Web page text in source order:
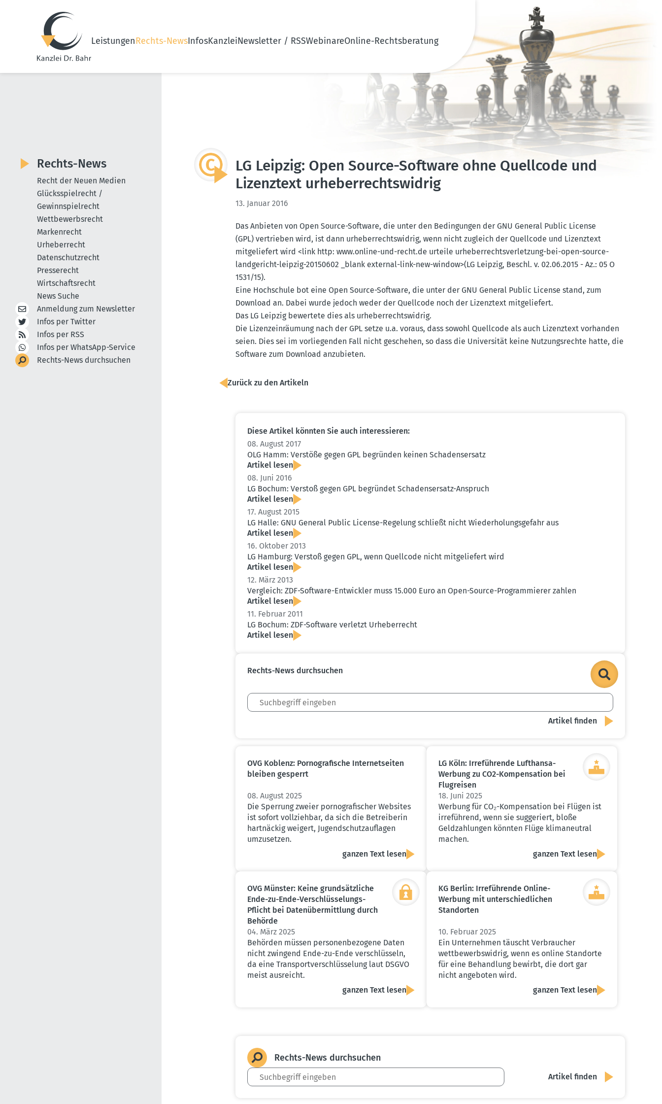
LeistungenRechts-NewsInfosKanzleiNewsletter / RSSWebinareOnline-Rechtsberatung
LG Leipzig: Open Source-Software ohne Quellcode und
Lizenztext urheber­rechts­widrig
13. Januar 2016
Das Anbieten von Open Source-Software, die unter den Bedin­gungen der GNU General Public License
(GPL) vertrieben wird, ist dann urheber­rechts­widrig, wenn nicht zugleich der Quellcode und Lizenztext
mitge­liefert wird <link http: www.​online-​und-​recht.​de urteile urheber­rechts­ver­letzung-bei-open-source-
landge­richt-leipzig-20150602 _blank external-link-new-window>(LG Leipzig, Beschl. v. 02.06.2015 - Az.: 05 O
1531/15).
Eine Hochschule bot eine Open Source-Software, die unter der GNU General Public License stand, zum
Download an. Dabei wurde jedoch weder der Quellcode noch der Lizenztext mitge­liefert.
Das LG Leipzig bewertete dies als urheber­rechts­widrig.
Die Lizenz­ein­räumung nach der GPL setze u.a. voraus, dass sowohl Quellcode als auch Lizenztext vorhanden
seien. Dies sei im vorlie­genden Fall nicht geschehen, so dass die Univer­sität keine Nutzungs­rechte hatte, die
Software zum Download anzubieten.
Zurück zu den Artikeln
Diese Artikel könnten Sie auch inter­es­sieren:
08. August 2017
OLG Hamm: Verstöße gegen GPL begründen keinen Schadens­ersatz
Artikel lesen
08. Juni 2016
LG Bochum: Verstoß gegen GPL begründet Schadens­ersatz-Anspruch
Artikel lesen
17. August 2015
LG Halle: GNU General Public License-Regelung schließt nicht Wieder­ho­lungs­gefahr aus
Artikel lesen
16. Oktober 2013
LG Hamburg: Verstoß gegen GPL, wenn Quellcode nicht mitge­liefert wird
Artikel lesen
12. März 2013
Vergleich: ZDF-Software-Entwickler muss 15.000 Euro an Open-Source-Program­mierer zahlen
Artikel lesen
11. Februar 2011
LG Bochum: ZDF-Software verletzt Urheber­recht
Artikel lesen
Rechts-News durch­suchen
OVG Koblenz: Porno­gra­fische Inter­net­seiten
bleiben gesperrt
08. August 2025
Die Sperrung zweier pornografischer Websites
ist sofort vollziehbar, da sich die Betreiberin
hartnäckig weigert, Jugendschutzauflagen
umzusetzen.
ganzen Text lesen
LG Köln: Irrefüh­rende Lufthansa-
Werbung zu CO2-Kompen­sation bei
Flugreisen
18. Juni 2025
Werbung für CO₂-Kompensation bei Flügen ist
irreführend, wenn sie suggeriert, bloße
Geldzahlungen könnten Flüge klimaneutral
machen.
ganzen Text lesen
OVG Münster: Keine grund­sätz­liche
Ende-zu-Ende-Verschlüs­se­lungs-
Pflicht bei Daten­über­mittlung durch
Behörde
04. März 2025
Behörden müssen personenbezogene Daten
nicht zwingend Ende-zu-Ende verschlüsseln,
da eine Transportverschlüsselung laut DSGVO
meist ausreicht.
ganzen Text lesen
KG Berlin: Irrefüh­rende Online-
Werbung mit unter­schied­lichen
Stand­orten
10. Februar 2025
Ein Unternehmen täuscht Verbraucher
wettbewerbswidrig, wenn es online Standorte
für eine Behandlung bewirbt, die dort gar
nicht angeboten wird.
ganzen Text lesen
Rechts-News durch­suchen
Rechts-News
Recht der Neuen Medien
Glücksspielrecht /
Gewinnspielrecht
Wettbewerbsrecht
Markenrecht
Urheberrecht
Datenschutzrecht
Presserecht
Wirtschaftsrecht
News Suche
Anmeldung zum Newsletter
Infos per Twitter
Infos per RSS
Infos per WhatsApp-Service
Rechts-News durchsuchen